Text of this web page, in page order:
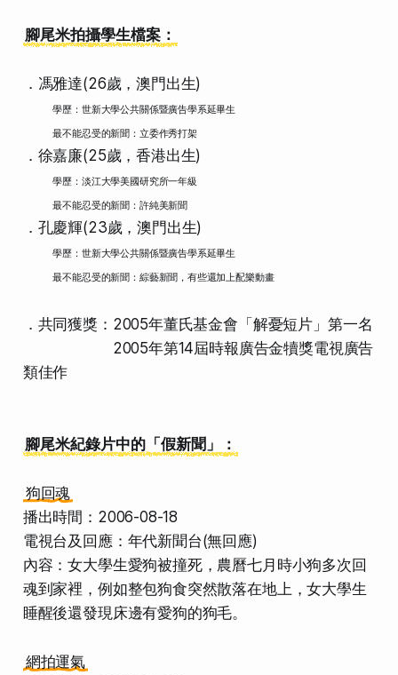
腳尾米拍攝學生檔案：
．馮雅達(26歲，澳門出生)
學歷：世新大學公共關係暨廣告學系延畢生
最不能忍受的新聞：立委作秀打架
．徐嘉廉(25歲，香港出生)
學歷：淡江大學美國研究所一年級
最不能忍受的新聞：許純美新聞
．孔慶輝(23歲，澳門出生)
學歷：世新大學公共關係暨廣告學系延畢生
最不能忍受的新聞：綜藝新聞，有些還加上配樂動畫
．共同獲獎：2005年董氏基金會「解憂短片」第一名
2005年第14屆時報廣告金犢獎電視廣告
類佳作
腳尾米紀錄片中的「假新聞」：
狗回魂
播出時間：2006-08-18
電視台及回應：年代新聞台(無回應)
內容：女大學生愛狗被撞死，農曆七月時小狗多次回
魂到家裡，例如整包狗食突然散落在地上，女大學生
睡醒後還發現床邊有愛狗的狗毛。
網拍運氣